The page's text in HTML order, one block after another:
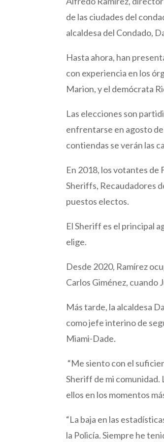
de las ciudades del
alcaldesa del Condado,
Hasta ahora, han
con experiencia en los
Marion, y el demócrata
Las elecciones son
enfrentarse en agosto
contiendas se verán las
En 2018, los votantes
Sheriffs, Recaudadores
puestos electos.
El Sheriff es el principal
elige.
Desde 2020, Ramírez
Carlos Giménez, cuando
Más tarde, la alcaldesa
como jefe interino de
Miami-Dade.
“Me siento con el
Sheriff de mi comunidad.
ellos en los momentos
“La baja en las
la Policía. Siempre he